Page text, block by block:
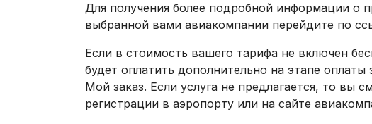
Для получения более подробной информации о
выбранной вами авиакомпании перейдите по
Если в стоимость вашего тарифа не включен
будет оплатить дополнительно на этапе оплаты
Мой заказ. Если услуга не предлагается, то вы
регистрации в аэропорту или на сайте